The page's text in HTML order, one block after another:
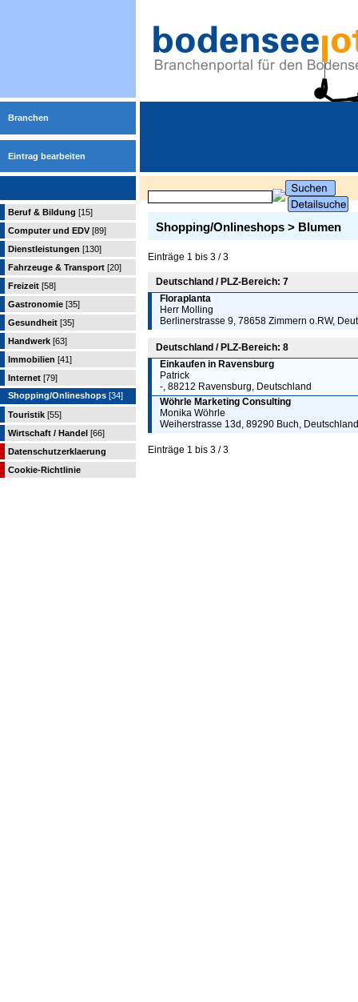
Branchen
Eintrag bearbeiten
Beruf & Bildung [15]
Computer und EDV [89]
Dienstleistungen [130]
Fahrzeuge & Transport [20]
Freizeit [58]
Gastronomie [35]
Gesundheit [35]
Handwerk [63]
Immobilien [41]
Internet [79]
Shopping/Onlineshops [34]
Touristik [55]
Wirtschaft / Handel [66]
Datenschutzerklaerung
Cookie-Richtlinie
Shopping/Onlineshops > Blumen
Einträge 1 bis 3 / 3
Deutschland / PLZ-Bereich: 7
Floraplanta
Herr Molling
Berlinerstrasse 9, 78658 Zimmern o.RW,
Deutschland / PLZ-Bereich: 8
Einkaufen in Ravensburg
Patrick
-, 88212 Ravensburg, Deutschland
Wöhrle Marketing Consulting
Monika Wöhrle
Weiherstrasse 13d, 89290 Buch, Deutschland
Einträge 1 bis 3 / 3